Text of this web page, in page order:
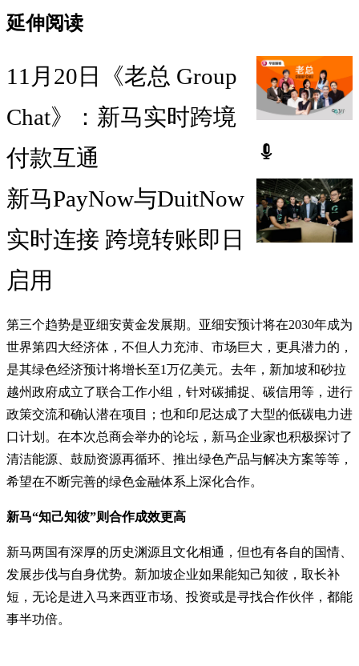
延伸阅读
11月20日《老总 Group
Chat》：新马实时跨境
付款互通
新马PayNow与DuitNow
实时连接 跨境转账即日
启用
第三个趋势是亚细安黄金发展期。亚细安预计将在2030年成为
世界第四大经济体，不但人力充沛、市场巨大，更具潜力的，
是其绿色经济预计将增长至1万亿美元。去年，新加坡和砂拉
越州政府成立了联合工作小组，针对碳捕捉、碳信用等，进行
政策交流和确认潜在项目；也和印尼达成了大型的低碳电力进
口计划。在本次总商会举办的论坛，新马企业家也积极探讨了
清洁能源、鼓励资源再循环、推出绿色产品与解决方案等等，
希望在不断完善的绿色金融体系上深化合作。
新马“知己知彼”则合作成效更高
新马两国有深厚的历史渊源且文化相通，但也有各自的国情、
发展步伐与自身优势。新加坡企业如果能知己知彼，取长补
短，无论是进入马来西亚市场、投资或是寻找合作伙伴，都能
事半功倍。